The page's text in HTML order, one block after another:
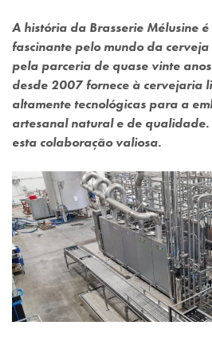
A história da Brasserie Mélusine
fascinante pelo mundo da
pela parceria de quase vinte
desde 2007 fornece à cervejaria
altamente tecnológicas para a
artesanal natural e de qualidade.
esta colaboração valiosa.